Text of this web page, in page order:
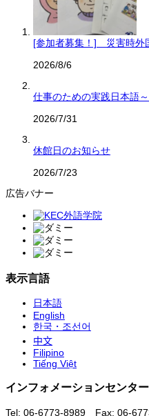
[参加者募集！] 災害時外
2026/8/6
仕事のための実践日本語
2026/7/31
休館日のお知らせ
2026/7/23
広告バナー
表示言語
日本語
English
한국・조선어
中文
Filipino
Tiếng Việt
インフォメーションセンター
Tel: 06-6773-8989 Fax: 06-